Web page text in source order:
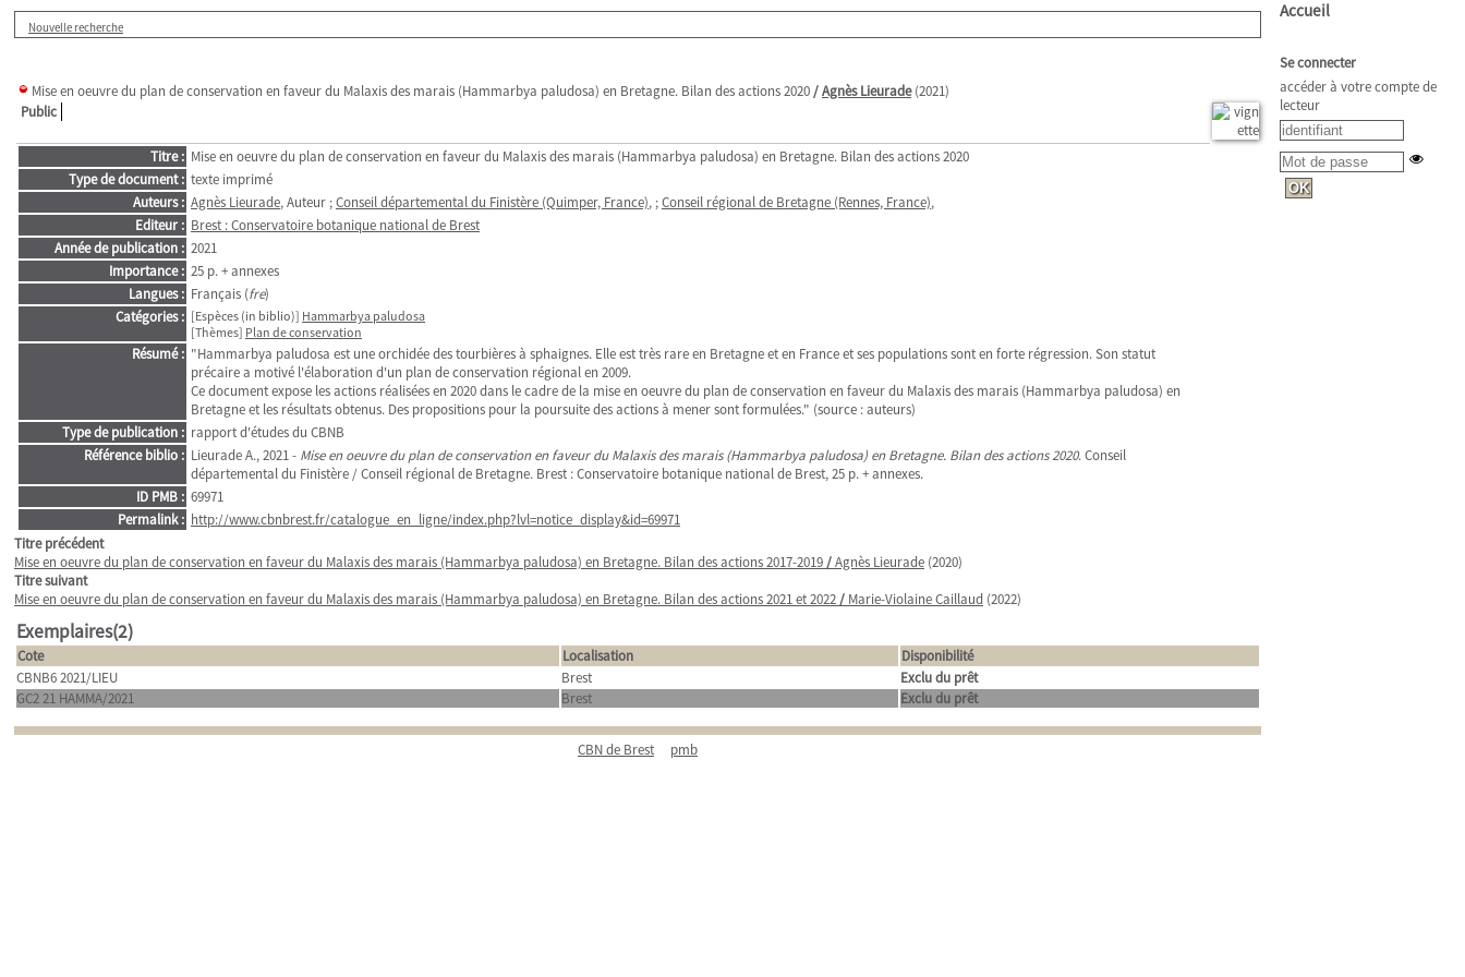
Nouvelle recherche
Mise en oeuvre du plan de conservation en faveur du Malaxis des marais (Hammarbya paludosa) en Bretagne. Bilan des actions 2020/Agnès Lieurade(2021)
Public
Titre : Mise en oeuvre du plan de conservation en faveur du Malaxis des marais (Hammarbya paludosa) en Bretagne. Bilan des actions 2020
Type de document : texte imprimé
Auteurs : Agnès Lieurade, Auteur ;Conseil départemental du Finistère (Quimper, France), ;Conseil régional de Bretagne (Rennes, France),
Editeur : Brest : Conservatoire botanique national de Brest
Année de publication : 2021
Importance : 25 p. + annexes
Langues : Français (fre)
Catégories : [Espèces (in biblio)] Hammarbya paludosa
[Thèmes] Plan de conservation
Résumé : "Hammarbya paludosa est une orchidée des tourbières à sphaignes. Elle est très rare en Bretagne et en France et ses populations sont en forte régression. Son statut
précaire a motivé l'élaboration d'un plan de conservation régional en 2009.
Ce document expose les actions réalisées en 2020 dans le cadre de la mise en oeuvre du plan de conservation en faveur du Malaxis des marais (Hammarbya paludosa) en
Bretagne et les résultats obtenus. Des propositions pour la poursuite des actions à mener sont formulées." (source : auteurs)
Type de publication : rapport d'études du CBNB
Référence biblio : Lieurade A., 2021 - Mise en oeuvre du plan de conservation en faveur du Malaxis des marais (Hammarbya paludosa) en Bretagne. Bilan des actions 2020. Conseil
départemental du Finistère / Conseil régional de Bretagne. Brest : Conservatoire botanique national de Brest, 25 p. + annexes.
ID PMB : 69971
Permalink : http://www.cbnbrest.fr/catalogue_en_ligne/index.php?lvl=notice_display&id=69971
Titre précédent
Mise en oeuvre du plan de conservation en faveur du Malaxis des marais (Hammarbya paludosa) en Bretagne. Bilan des actions 2017-2019/Agnès Lieurade (2020)
Titre suivant
Mise en oeuvre du plan de conservation en faveur du Malaxis des marais (Hammarbya paludosa) en Bretagne. Bilan des actions 2021 et 2022/ Marie-Violaine Caillaud (2022)
Exemplaires(2)
Cote Localisation
Disponibilité
CBNB6 2021/LIEU
Brest
Exclu du prêt
GC2 21 HAMMA/2021
Brest Exclu du prêt
CBN de Brest pmb
Accueil
Se connecter
accéder à votre compte de
lecteur